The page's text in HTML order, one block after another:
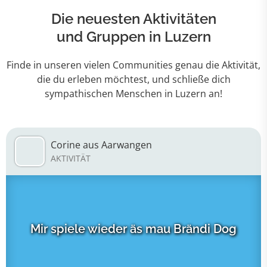
Die neuesten Aktivitäten
und Gruppen in Luzern
Finde in unseren vielen Communities genau die Aktivität,
die du erleben möchtest, und schließe dich
sympathischen Menschen in Luzern an!